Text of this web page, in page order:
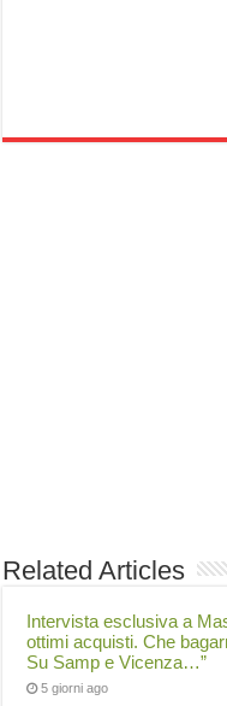
Related Articles
Intervista esclusiva a
ottimi acquisti. Che
Su Samp e Vicenza…”
5 giorni ago